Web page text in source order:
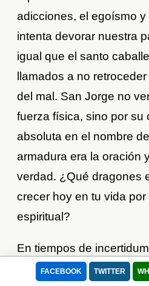
FACEBOOK TWITTER
adicciones, el egoísmo
intenta devorar nuestra
igual que el santo
llamados a no
del mal. San Jorge no
fuerza física, sino por su
absoluta en el nombre
armadura era la oración
verdad. ¿Qué dragones
crecer hoy en tu vida
espiritual?
En tiempos de
enfermedad, San Jorge